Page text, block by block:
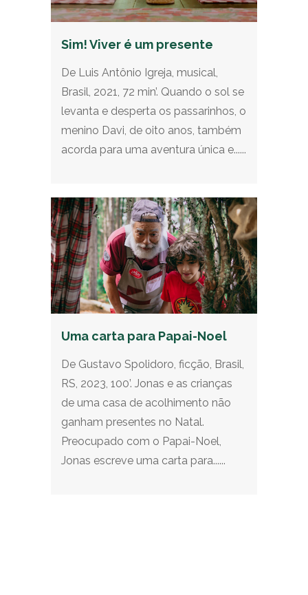
Sim! Viver é um presente
De Luis Antônio Igreja, musical,
Brasil, 2021, 72 min’. Quando o sol se
levanta e desperta os passarinhos, o
menino Davi, de oito anos, também
acorda para uma aventura única e......
Uma carta para Papai-Noel
De Gustavo Spolidoro, ficção, Brasil,
RS, 2023, 100’. Jonas e as crianças
de uma casa de acolhimento não
ganham presentes no Natal.
Preocupado com o Papai-Noel,
Jonas escreve uma carta para......